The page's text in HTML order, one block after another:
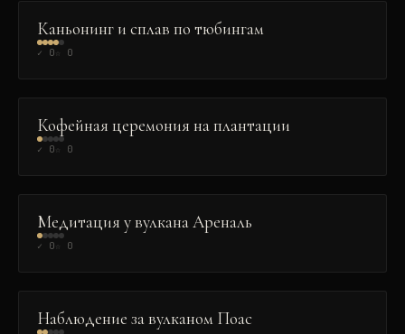
Каньонинг и сплав по тюбингам
✓ 0 0
ГАСТРОНОМИЯ
Кофейная церемония на плантации
✓ 0 0
ДУХОВНОЕ
Медитация у вулкана Ареналь
✓ 0 0
ПРИРОДА
Наблюдение за вулканом Поас